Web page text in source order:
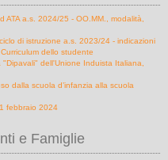
a.s. 2024/25 - OO.MM., modalità,
di istruzione a.s. 2023/24 - indicazioni
dello studente
dell'Unione Induista Italiana,
dalla scuola d’infanzia alla scuola
febbraio 2024
e Famiglie